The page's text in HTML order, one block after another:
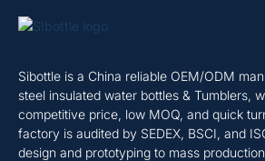
Sibottle is a China reliable OEM/ODM
steel insulated water bottles & Tumblers,
competitive price, low MOQ, and quick
factory is audited by SEDEX, BSCI, and
design and prototyping to mass